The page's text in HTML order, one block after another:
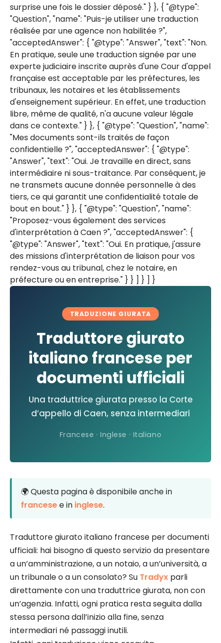
surprise une fois le dossier déposé." } }, { "@type":
"Question", "name": "Puis-je utiliser une traduction
réalisée par une agence non habilitée ?",
"acceptedAnswer": { "@type": "Answer", "text": "Non.
En pratique, seule une traduction signée par une
experte judiciaire inscrite auprès d'une Cour d'appel
française est acceptable par les préfectures, les
tribunaux, les notaires et les établissements
d'enseignement supérieur. En effet, une traduction
libre, même de qualité, n'a aucune valeur légale
dans ce contexte." } }, { "@type": "Question", "name":
"Mes documents sont-ils traités de façon
confidentielle ?", "acceptedAnswer": { "@type":
"Answer", "text": "Oui. Je travaille en direct, sans
intermédiaire ni sous-traitance. Par conséquent, je
ne transmets aucune donnée personnelle à des
tiers, ce qui garantit une confidentialité totale de
bout en bout." } }, { "@type": "Question", "name":
"Proposez-vous également des services
d'interprétation à Caen ?", "acceptedAnswer": {
"@type": "Answer", "text": "Oui. En pratique, j'assure
des missions d'interprétation de liaison pour vos
rendez-vous au tribunal, chez le notaire, en
préfecture ou en entreprise." } } ] } ] }
TRADUZIONE GIURATA
Traduttore giurato
italiano francese per
documenti ufficiali
Una traduttrice giurata presso la Corte
d’appello di Caen, senza intermediari
Francese · Inglese · Italiano
🌍 Questa pagina è disponibile anche in
francesee in inglese.
Traduttore giurato italiano francese per documenti
ufficiali: hai bisogno di questo servizio da presentare
a un’amministrazione, a un notaio, a un’università, a
un tribunale o a un consolato? Su Tradyx parli
direttamente con una traduttrice giurata, non con
un’agenzia. Infatti, ogni pratica resta seguita dalla
stessa persona dall’inizio alla fine, senza
intermediari né passaggi inutili.